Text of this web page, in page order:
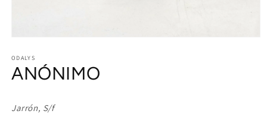
1
in
modal
ODALYS
ANÓNIMO
Jarrón, S/f